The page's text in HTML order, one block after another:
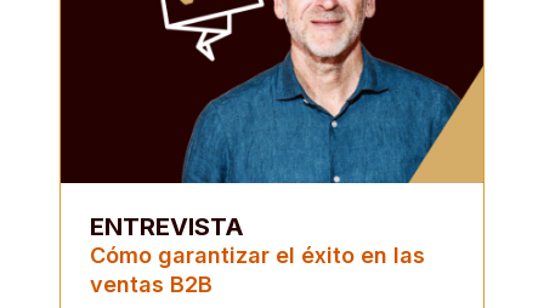
ENTREVISTA
Cómo garantizar el éxito en las
ventas B2B